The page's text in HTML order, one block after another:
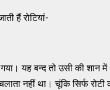
हैं रोटियां-
यह बन्द तो उसी की शान
नहीं था। चूंकि सिर्फ